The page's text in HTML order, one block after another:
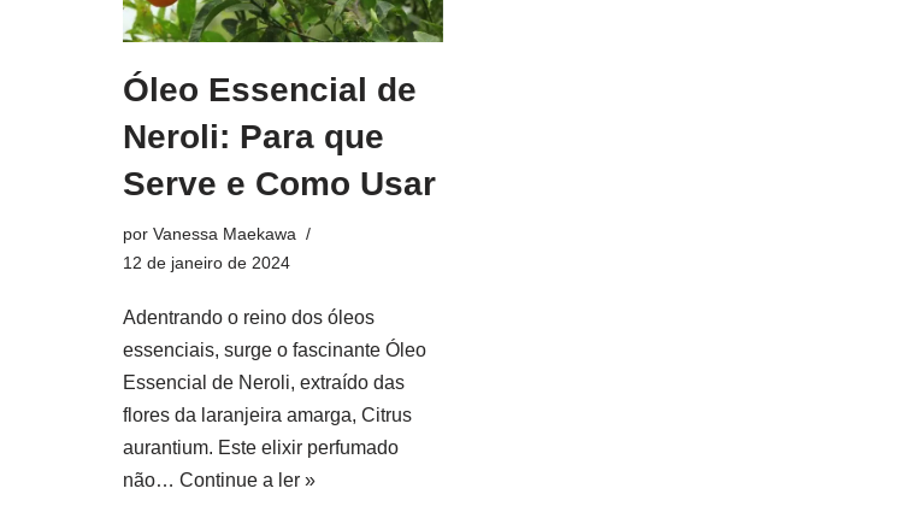
Óleo Essencial de
Neroli: Para que
Serve e Como Usar
por Vanessa Maekawa
12 de janeiro de 2024
Adentrando o reino dos óleos
essenciais, surge o fascinante Óleo
Essencial de Neroli, extraído das
flores da laranjeira amarga, Citrus
aurantium. Este elixir perfumado
não… Continue a ler »